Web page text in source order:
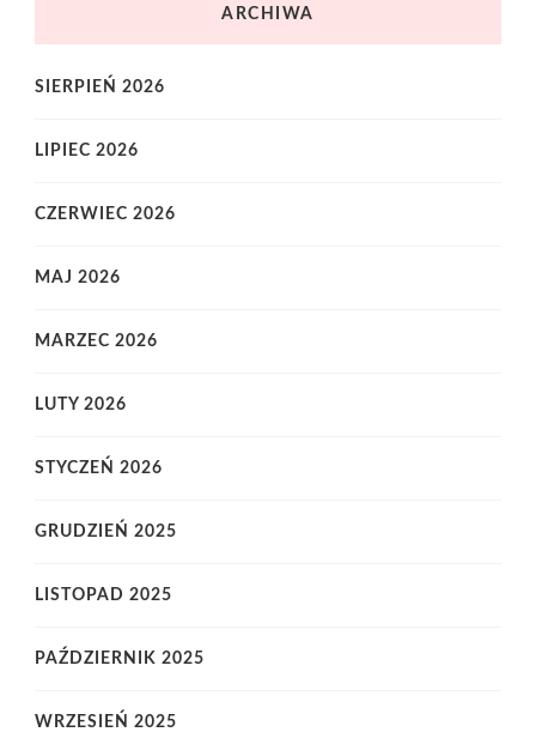
ARCHIWA
SIERPIEŃ 2026
LIPIEC 2026
CZERWIEC 2026
MAJ 2026
MARZEC 2026
LUTY 2026
STYCZEŃ 2026
GRUDZIEŃ 2025
LISTOPAD 2025
PAŹDZIERNIK 2025
WRZESIEŃ 2025